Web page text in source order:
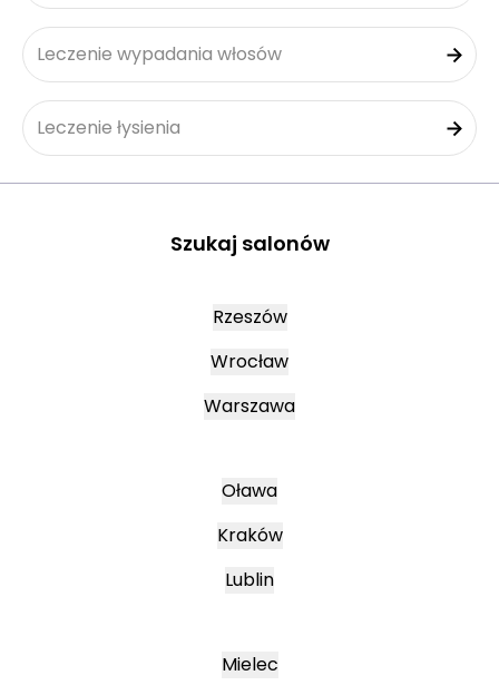
Leczenie wypadania włosów
Leczenie łysienia
Szukaj salonów
Rzeszów
Wrocław
Warszawa
Oława
Kraków
Lublin
Mielec